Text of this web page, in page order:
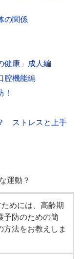
の関係
健康」成人編
腔機能編
ストレスと上手
運動？
めには、高齢期
予防のための簡
法をお教えしま